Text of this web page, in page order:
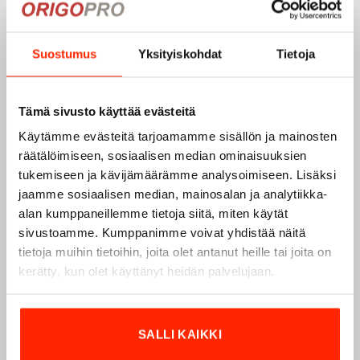
Suostumus Yksityiskohdat Tietoja
Tämä sivusto käyttää evästeitä
Käytämme evästeitä tarjoamamme sisällön ja mainosten
räätälöimiseen, sosiaalisen median ominaisuuksien
tukemiseen ja kävijämäärämme analysoimiseen. Lisäksi
jaamme sosiaalisen median, mainosalan ja analytiikka-
alan kumppaneillemme tietoja siitä, miten käytät
sivustoamme. Kumppanimme voivat yhdistää näitä
tietoja muihin tietoihin, joita olet antanut heille tai joita on
kerätty, kun olet käyttänyt heidän palvelujaan.
SALLI KAIKKI
Origopro – Suomalainen laatumerkki vuodesta
Origoproon suomalainen turvallisuus- ja
ulkoiluvaatetukseen erikoistunut yritys, joka on toiminut